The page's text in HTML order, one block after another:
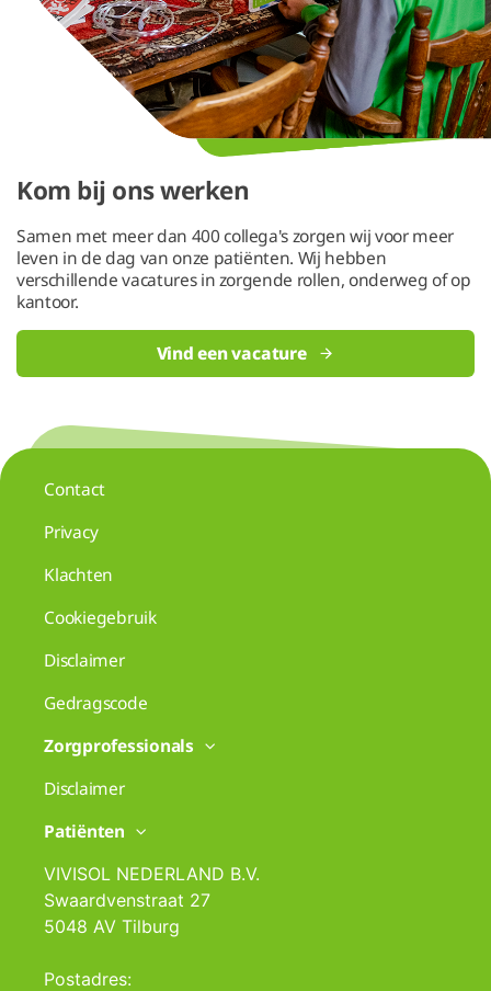
Kom bij ons werken
Samen met meer dan 400 collega's zorgen wij voor meer
leven in de dag van onze patiënten. Wij hebben
verschillende vacatures in zorgende rollen, onderweg of op
kantoor.
Vind een vacature
Contact
Privacy
Klachten
Cookiegebruik
Disclaimer
Gedragscode
Zorgprofessionals
Disclaimer
Patiënten
VIVISOL NEDERLAND B.V.
Swaardvenstraat 27
5048 AV Tilburg
Postadres: